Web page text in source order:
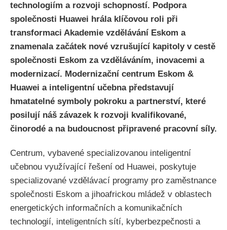
technologiím a rozvoji schopností. Podpora
společnosti Huawei hrála klíčovou roli při
transformaci Akademie vzdělávání Eskom a
znamenala začátek nové vzrušující kapitoly v cestě
společnosti Eskom za vzděláváním, inovacemi a
modernizací. Modernizační centrum Eskom &
Huawei a inteligentní učebna představují
hmatatelné symboly pokroku a partnerství, které
posilují náš závazek k rozvoji kvalifikované,
činorodé a na budoucnost připravené pracovní síly.
Centrum, vybavené specializovanou inteligentní
učebnou využívající řešení od Huawei, poskytuje
specializované vzdělávací programy pro zaměstnance
společnosti Eskom a jihoafrickou mládež v oblastech
energetických informačních a komunikačních
technologií, inteligentních sítí, kyberbezpečnosti a